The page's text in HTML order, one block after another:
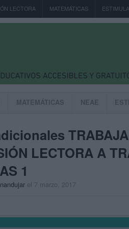
LECTORA MATEMÁTICAS
MATEMÁTICAS NEAE
LECTORA A
1
el 7 marzo, 2017